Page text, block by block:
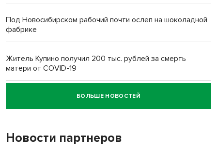
Под Новосибирском рабочий почти ослеп на шоколадной
фабрике
Житель Купино получил 200 тыс. рублей за смерть
матери от COVID-19
Новосибирский суд наказал водителя за смерть
пенсионерки на вокзале
«Мы живём на пастбище!»: в новосибирском селе лошади
терроризируют жителей
БОЛЬШЕ НОВОСТЕЙ
Новости партнеров